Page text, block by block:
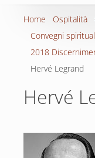
Home Ospitalità
Convegni
2018
Hervé Legrand
Hervé